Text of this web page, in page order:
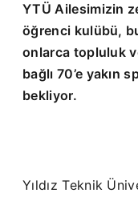
YTÜ Ailesimizin
öğrenci kulübü,
onlarca topluluk
bağlı 70’e yakın
bekliyor.
Yıldız Teknik